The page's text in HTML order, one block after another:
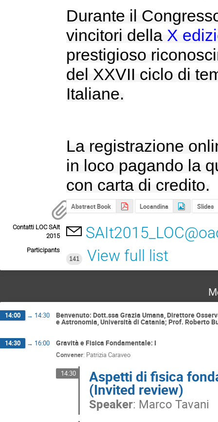
Durante il
vincitori della X
prestigioso
del XXVII ciclo di
Italiane.
La registrazione
in loco pagando la
con carta di credito.
Abstract Book Locandina Slides
Contatti LOC SAIt
2015
Participants
141
View full list
14:00 → 14:30 Benvenuto: Dott.ssa Grazia Umana, Direttore
e Astronomia, Università di Catania; Prof. Roberto
14:30 → 16:00 Gravità e Fisica Fondamentale: I
Convener: Patrizia Caraveo
14:30 Aspetti di fisica
(Invited review)
Speaker: Marco Tavani